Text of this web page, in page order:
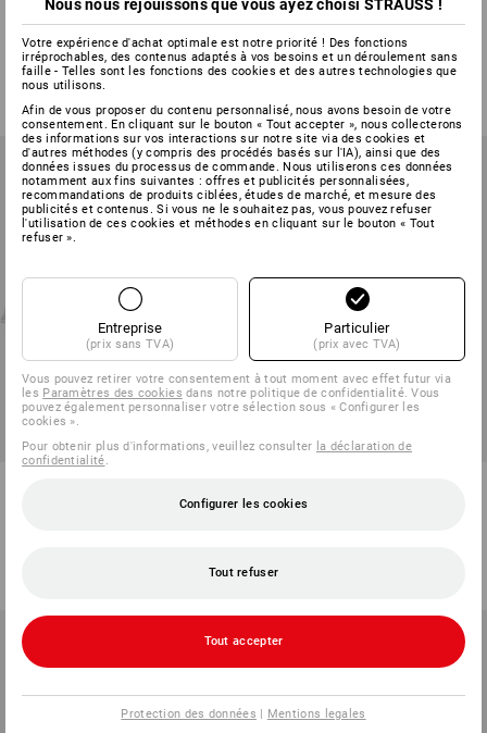
Mat. de prem. secours
recharge mallette DIN 13157
variante
€ 28,92
Bande cohésive, sans fin
3 modèles
à p. de € 7,25
supplémentaires, 120 pièces
élastique
(TTC) à p. de 5 Lot
Nous nous réjouissons que vous ayez choisi STRAUSS !
Votre expérience d'achat optimale est notre priorité ! Des fonctions
irréprochables, des contenus adaptés à vos besoins et un déroulement sans
faille - Telles sont les fonctions des cookies et des autres technologies que
nous utilisons.
Afin de vous proposer du contenu personnalisé, nous avons besoin de votre
consentement. En cliquant sur le bouton « Tout accepter », nous collecterons
des informations sur vos interactions sur notre site via des cookies et
d'autres méthodes (y compris des procédés basés sur l'IA), ainsi que des
données issues du processus de commande. Nous utiliserons ces données
notamment aux fins suivantes : offres et publicités personnalisées,
recommandations de produits ciblées, études de marché, et mesure des
publicités et contenus. Si vous ne le souhaitez pas, vous pouvez refuser
l'utilisation de ces cookies et méthodes en cliquant sur le bouton « Tout
refuser ».
Entreprise
(prix sans TVA)
Particulier
(prix avec TVA)
Vous pouvez retirer votre consentement à tout moment avec effet futur via
les Paramètres des cookies dans notre politique de confidentialité. Vous
pouvez également personnaliser votre sélection sous « Configurer les
cookies ».
Pour obtenir plus d'informations, veuillez consulter la déclaration de
confidentialité
Configurer les cookies
Tout refuser
Tout accepter
Protection des données | Mentions legales